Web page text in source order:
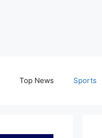
Top News Sports